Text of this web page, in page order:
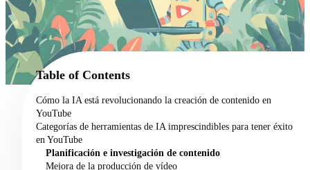
01 Producto
02 Casos de uso
Precios
Acerca de nosotros
Table of Contents
Cómo la IA está revolucionando la creación de contenido en
YouTube
Categorías de herramientas de IA imprescindibles para tener éxito
en YouTube
Planificación e investigación de contenido
Mejora de la producción de vídeo